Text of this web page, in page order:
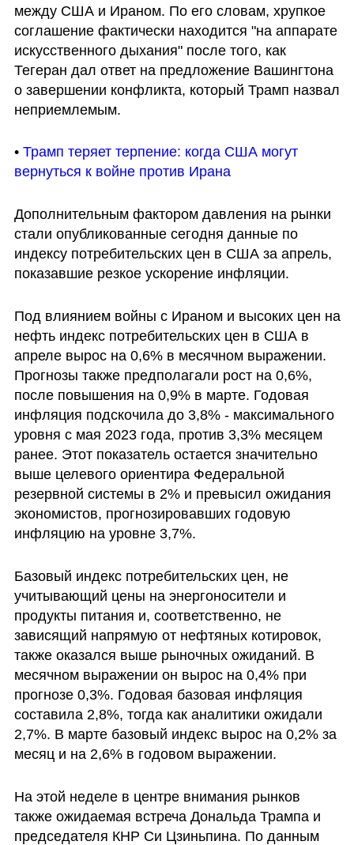
между США и Ираном. По его словам, хрупкое
соглашение фактически находится "на аппарате
искусственного дыхания" после того, как
Тегеран дал ответ на предложение Вашингтона
о завершении конфликта, который Трамп назвал
неприемлемым.
• Трамп теряет терпение: когда США могут
вернуться к войне против Ирана
Дополнительным фактором давления на рынки
стали опубликованные сегодня данные по
индексу потребительских цен в США за апрель,
показавшие резкое ускорение инфляции.
Под влиянием войны с Ираном и высоких цен на
нефть индекс потребительских цен в США в
апреле вырос на 0,6% в месячном выражении.
Прогнозы также предполагали рост на 0,6%,
после повышения на 0,9% в марте. Годовая
инфляция подскочила до 3,8% - максимального
уровня с мая 2023 года, против 3,3% месяцем
ранее. Этот показатель остается значительно
выше целевого ориентира Федеральной
резервной системы в 2% и превысил ожидания
экономистов, прогнозировавших годовую
инфляцию на уровне 3,7%.
Базовый индекс потребительских цен, не
учитывающий цены на энергоносители и
продукты питания и, соответственно, не
зависящий напрямую от нефтяных котировок,
также оказался выше рыночных ожиданий. В
месячном выражении он вырос на 0,4% при
прогнозе 0,3%. Годовая базовая инфляция
составила 2,8%, тогда как аналитики ожидали
2,7%. В марте базовый индекс вырос на 0,2% за
месяц и на 2,6% в годовом выражении.
На этой неделе в центре внимания рынков
также ожидаемая встреча Дональда Трампа и
председателя КНР Си Цзиньпина. По данным